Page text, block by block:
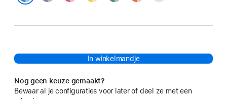
In winkelmandje
Nog geen keuze gemaakt?
Bewaar al je configuraties voor later of deel ze met een